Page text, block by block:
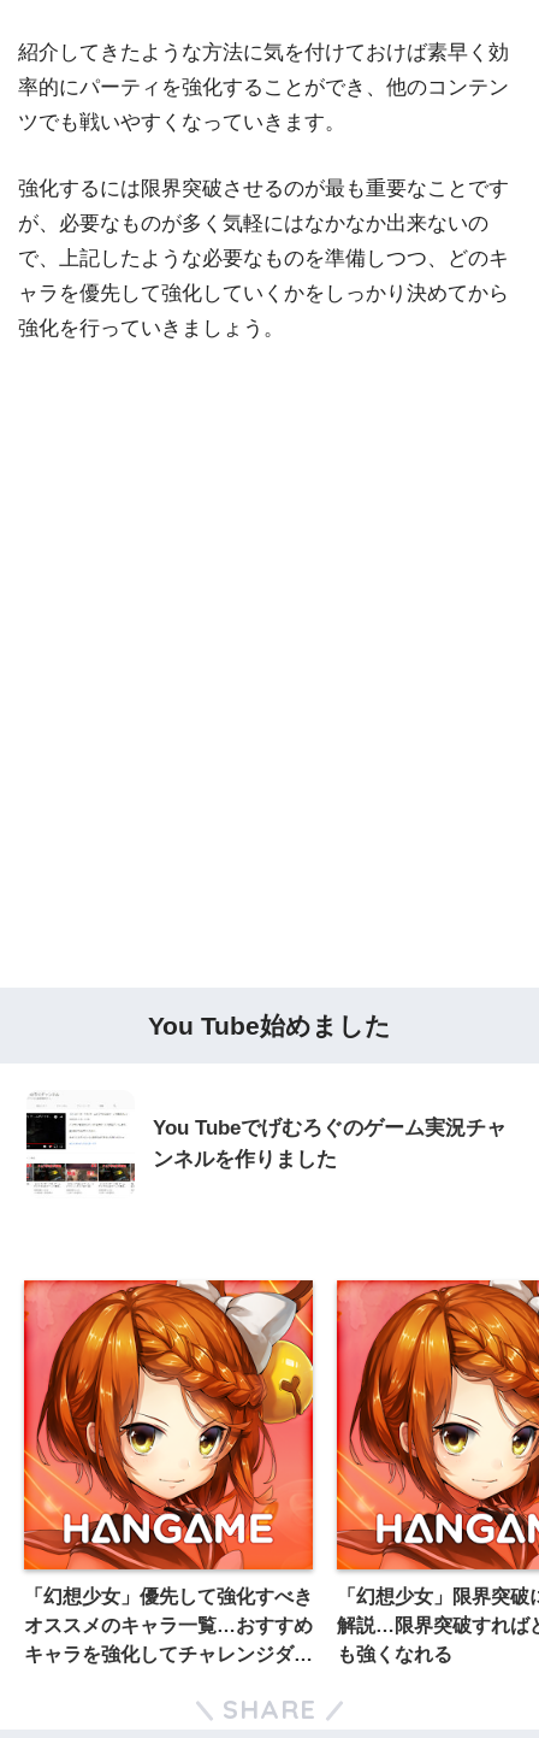
紹介してきたような方法に気を付けておけば素早く効
率的にパーティを強化することができ、他のコンテン
ツでも戦いやすくなっていきます。
強化するには限界突破させるのが最も重要なことです
が、必要なものが多く気軽にはなかなか出来ないの
で、上記したような必要なものを準備しつつ、どのキ
ャラを優先して強化していくかをしっかり決めてから
強化を行っていきましょう。
You Tube始めました
You Tubeでげむろぐのゲーム実況チャ
ンネルを作りました
「幻想少女」優先して強化すべき
オススメのキャラ一覧…おすすめ
キャラを強化してチャレンジダン
「幻想少女」限界突破
解説…限界突破すれば
も強くなれる
SHARE